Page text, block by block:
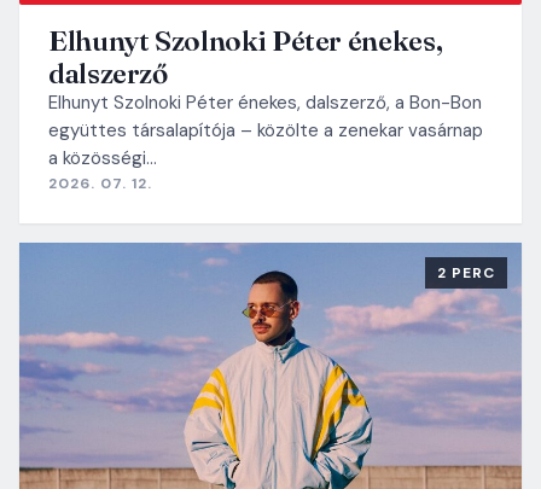
Elhunyt Szolnoki Péter énekes,
dalszerző
Elhunyt Szolnoki Péter énekes, dalszerző, a Bon-Bon
együttes társalapítója – közölte a zenekar vasárnap
a közösségi…
2026. 07. 12.
2 PERC